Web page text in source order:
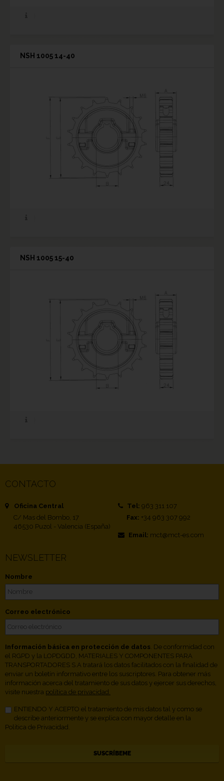
NSH 1005 14-40
NSH 1005 15-40
CONTACTO
Oficina Central
C/ Mas del Bombo, 17
46530 Puzol - Valencia (España)
Tel: 963 311 107
Fax: +34 963 307 992
Email: mct@mct-es.com
NEWSLETTER
Nombre
Correo electrónico
Información básica en protección de datos . De conformidad con
el RGPD y la LOPDGDD, MATERIALES Y COMPONENTES PARA
TRANSPORTADORES S.A tratará los datos facilitados con la finalidad de
enviar un boletín informativo entre los suscriptores. Para obtener más
información acerca del tratamiento de sus datos y ejercer sus derechos,
visite nuestra política de privacidad.
ENTIENDO Y ACEPTO el tratamiento de mis datos tal y como se
describe anteriormente y se explica con mayor detalle en la
Política de Privacidad.